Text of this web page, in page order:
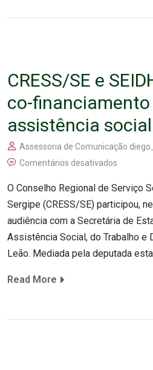
CRESS/SE e
co-
assistência social
Assessoria de Comunicação
Comentários desativados
O Conselho Regional de Serviço
Sergipe (CRESS/SE) participou,
audiência com a Secretária de
Assistência Social, do Trabalho e
Leão. Mediada pela deputada
Read More